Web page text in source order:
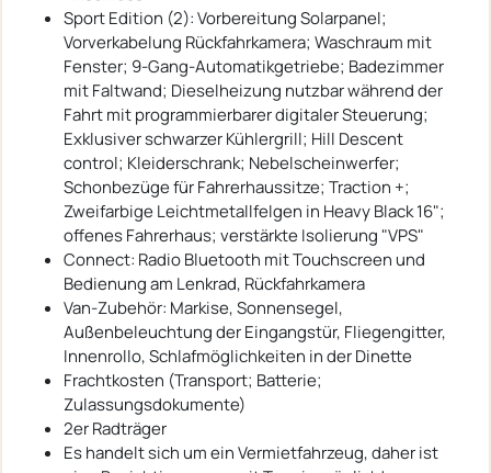
Sport Edition (2): Vorbereitung Solarpanel;
Vorverkabelung Rückfahrkamera; Waschraum mit
Fenster; 9-Gang-Automatikgetriebe; Badezimmer
mit Faltwand; Dieselheizung nutzbar während der
Fahrt mit programmierbarer digitaler Steuerung;
Exklusiver schwarzer Kühlergrill; Hill Descent
control; Kleiderschrank; Nebelscheinwerfer;
Schonbezüge für Fahrerhaussitze; Traction +;
Zweifarbige Leichtmetallfelgen in Heavy Black 16";
offenes Fahrerhaus; verstärkte Isolierung "VPS"
Connect: Radio Bluetooth mit Touchscreen und
Bedienung am Lenkrad, Rückfahrkamera
Van-Zubehör: Markise, Sonnensegel,
Außenbeleuchtung der Eingangstür, Fliegengitter,
Innenrollo, Schlafmöglichkeiten in der Dinette
Frachtkosten (Transport; Batterie;
Zulassungsdokumente)
2er Radträger
Es handelt sich um ein Vermietfahrzeug, daher ist